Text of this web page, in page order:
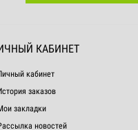
КАБИНЕТ
кабинет
заказов
закладки
новостей